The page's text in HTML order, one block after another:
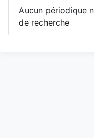
Aucun périodique
de recherche